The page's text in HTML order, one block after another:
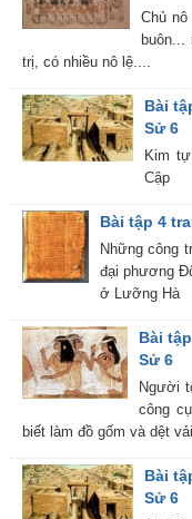
Chủ
trị, có nhiều nô lệ....
Bài
Sử 6
Kim
Cập
Bài tập 4
Những công
đại phương
ở Lưỡng Hà
Bài
Sử 6
Người
công
biết làm đồ gốm và dệt
Bài
Sử 6